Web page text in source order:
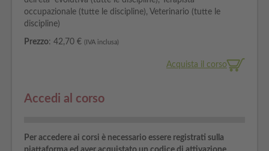
occupazionale (tutte le discipline), Veterinario (tutte le
discipline)
Prezzo: 42,70 € (IVA inclusa)
Acquista il corso
Accedi al corso
Per accedere ai corsi è necessario essere registrati sulla